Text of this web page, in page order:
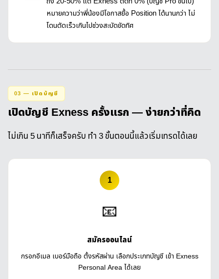
หมายความว่าพี่น้องมีโอกาสยื้อ Position ได้นานกว่า ไม่
โดนตัดเร็วเกินไปช่วงสะบัดขัดทิศ
03 — เปิดบัญชี
เปิดบัญชี Exness ครั้งแรก — ง่ายกว่าที่คิด
ไม่เกิน 5 นาทีก็เสร็จครับ ทำ 3 ขั้นตอนนี้แล้วเริ่มเทรดได้เลย
1
📧
สมัครออนไลน์
กรอกอีเมล เบอร์มือถือ ตั้งรหัสผ่าน เลือกประเภทบัญชี เข้า Exness
Personal Area ได้เลย